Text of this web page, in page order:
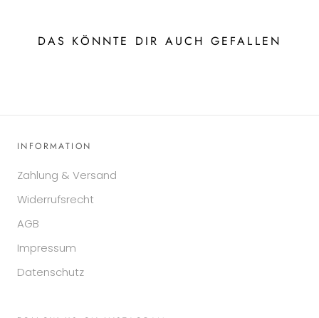
DAS KÖNNTE DIR AUCH GEFALLEN
INFORMATION
Zahlung & Versand
Widerrufsrecht
AGB
Impressum
Datenschutz